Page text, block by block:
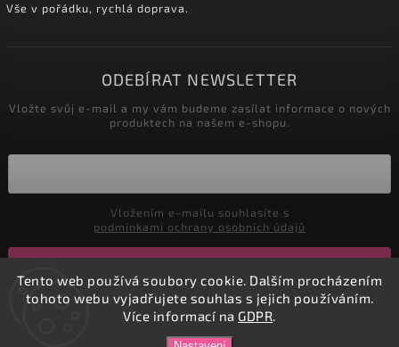
Tento web používá soubory cookie. Dalším procházením
tohoto webu vyjadřujete souhlas s jejich používáním.
Více informací na GDPR.
Vše v pořádku, rychlá doprava.
ODEBÍRAT NEWSLETTER
Vložte svůj e-mail a my vám budeme zasílat informace o nových
produktech na našem e-shopu.
podmínkami ochrany osobních údajů
DADATEX E-shop. Všechna práva vyhrazena.